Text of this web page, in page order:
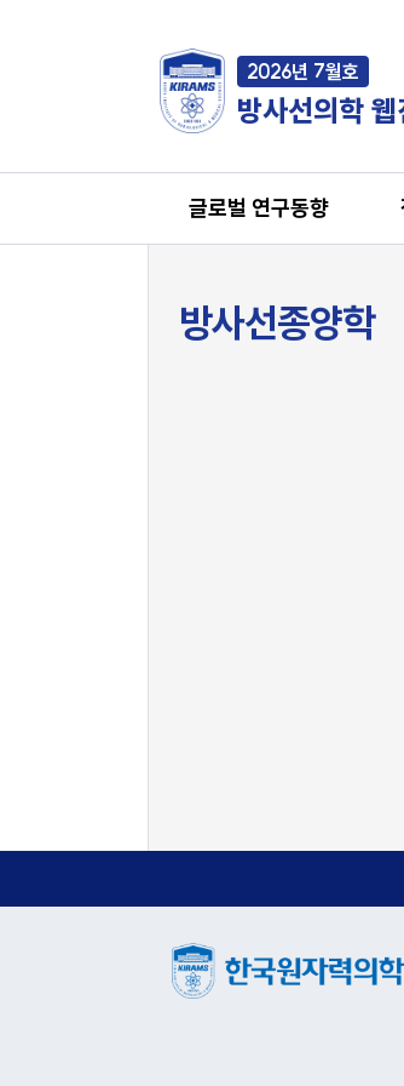
2026년 7월호
방사선의학 웹
글로벌 연구동향
방사선종양학